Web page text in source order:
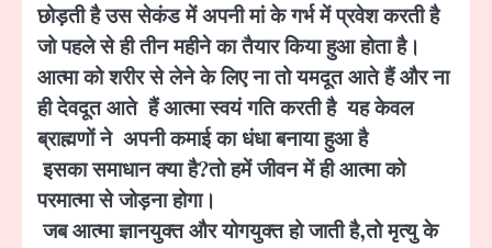
छोड़ती है उस सेकंड में अपनी मां के गर्भ में प्रवेश करती है
जो पहले से ही तीन महीने का तैयार किया हुआ होता है।
आत्मा को शरीर से लेने के लिए ना तो यमदूत आते हैं और ना
ही देवदूत आते हैं आत्मा स्वयं गति करती है यह केवल
ब्राह्मणों ने अपनी कमाई का धंधा बनाया हुआ है
इसकासमाधान क्या है?तो हमें जीवन में ही आत्मा को
परमात्मा से जोड़ना होगा।
जब आत्मा ज्ञानयुक्त और योगयुक्त हो जाती है,तो मृत्यु के